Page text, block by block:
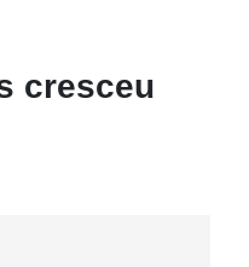
cresceu